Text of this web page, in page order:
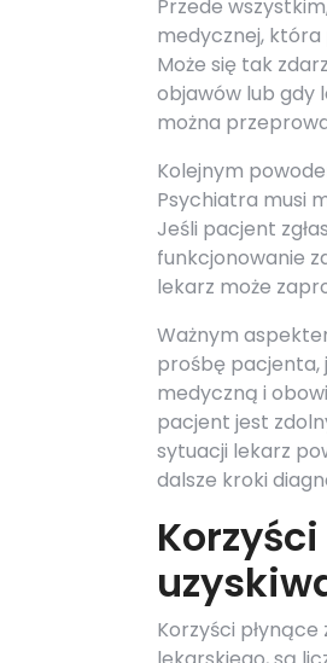
Przede
medycznej, która
Może się tak
objawów lub gdy
można
Kolejnym
Psychiatra musi
Jeśli pacjent
funkcjonowanie
lekarz może
Ważnym
prośbę pacjenta,
medyczną i
pacjent jest
sytuacji lekarz
dalsze kroki
Korzyści